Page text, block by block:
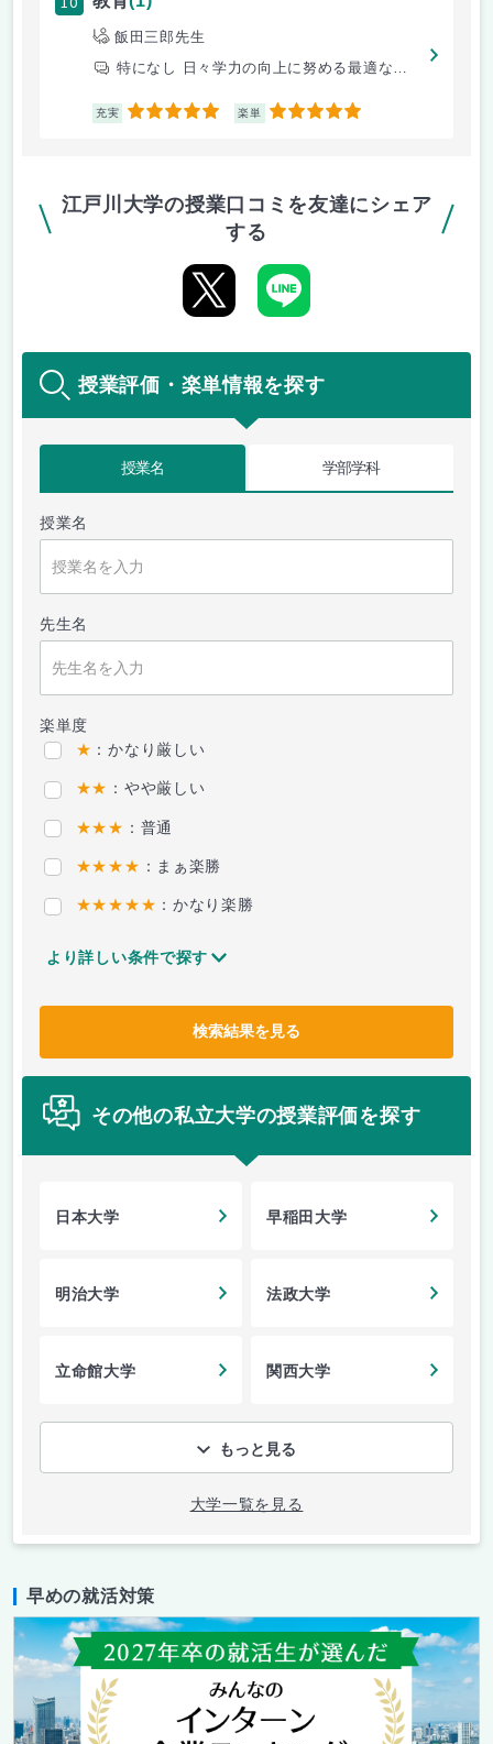
飯田三郎先生
特になし 日々学力の向上に努める最適な授業である
充実 5 楽単 5
江戸川大学の授業口コミを友達にシェア
する
授業評価・楽単情報を探す
授業名 学部学科
授業名
先生名
楽単度
★ ：かなり厳しい
★★ ：やや厳しい
★★★ ：普通
★★★★ ：まぁ楽勝
★★★★★ ：かなり楽勝
より詳しい条件で探す
検索結果を見る
その他の私立大学の授業評価を探す
日本大学 早稲田大学
明治大学 法政大学
立命館大学 関西大学
もっと見る
大学一覧を見る
早めの就活対策